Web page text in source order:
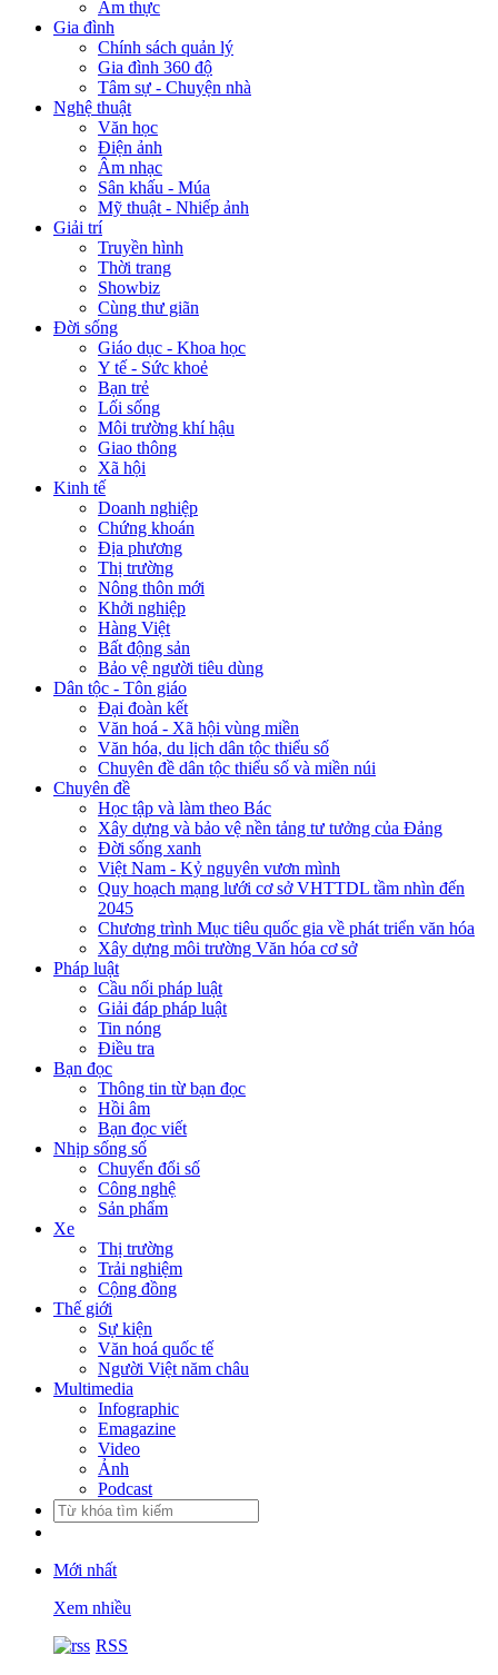
Ẩm thực
Gia đình
Chính sách quản lý
Gia đình 360 độ
Tâm sự - Chuyện nhà
Nghệ thuật
Văn học
Điện ảnh
Âm nhạc
Sân khấu - Múa
Mỹ thuật - Nhiếp ảnh
Giải trí
Truyền hình
Thời trang
Showbiz
Cùng thư giãn
Đời sống
Giáo dục - Khoa học
Y tế - Sức khoẻ
Bạn trẻ
Lối sống
Môi trường khí hậu
Giao thông
Xã hội
Kinh tế
Doanh nghiệp
Chứng khoán
Địa phương
Thị trường
Nông thôn mới
Khởi nghiệp
Hàng Việt
Bất động sản
Bảo vệ người tiêu dùng
Dân tộc - Tôn giáo
Đại đoàn kết
Văn hoá - Xã hội vùng miền
Văn hóa, du lịch dân tộc thiểu số
Chuyên đề dân tộc thiểu số và miền núi
Chuyên đề
Học tập và làm theo Bác
Xây dựng và bảo vệ nền tảng tư tưởng của Đảng
Đời sống xanh
Việt Nam - Kỷ nguyên vươn mình
Quy hoạch mạng lưới cơ sở VHTTDL tầm nhìn đến
2045
Chương trình Mục tiêu quốc gia về phát triển văn hóa
Xây dựng môi trường Văn hóa cơ sở
Pháp luật
Cầu nối pháp luật
Giải đáp pháp luật
Tin nóng
Điều tra
Bạn đọc
Thông tin từ bạn đọc
Hồi âm
Bạn đọc viết
Nhịp sống số
Chuyển đổi số
Công nghệ
Sản phẩm
Xe
Thị trường
Trải nghiệm
Cộng đồng
Thế giới
Sự kiện
Văn hoá quốc tế
Người Việt năm châu
Multimedia
Infographic
Emagazine
Video
Ảnh
Podcast
Mới nhất
Xem nhiều
RSS